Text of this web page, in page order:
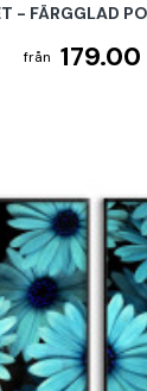
- FÄRGGLAD